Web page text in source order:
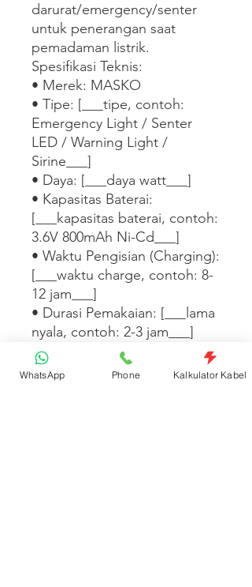
darurat/emergency/senter
untuk penerangan saat
pemadaman listrik.
Spesifikasi Teknis:
• Merek: MASKO
• Tipe: [___tipe, contoh:
Emergency Light / Senter
LED / Warning Light /
Sirine___]
• Daya: [___daya watt___]
• Kapasitas Baterai:
[___kapasitas baterai, contoh:
3.6V 800mAh Ni-Cd___]
• Waktu Pengisian (Charging):
[___waktu charge, contoh: 8-
12 jam___]
• Durasi Pemakaian: [___lama
nyala, contoh: 2-3 jam___]
• Tegangan Input:
[___tegangan input, contoh:
WhatsApp Phone Kalkulator Kabel